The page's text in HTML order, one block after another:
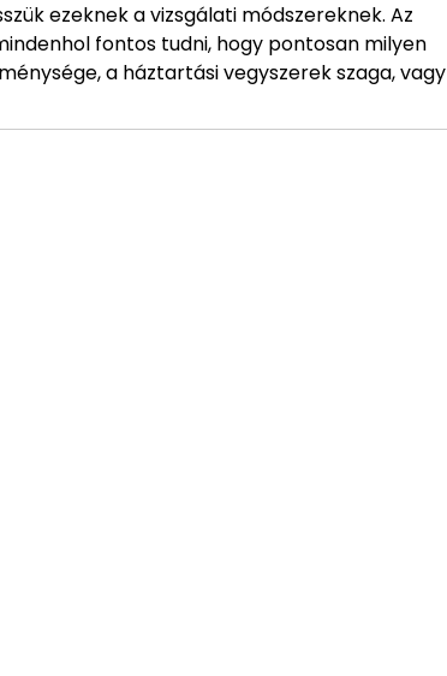
ezeknek a vizsgálati módszereknek. Az
fontos tudni, hogy pontosan milyen
a háztartási vegyszerek szaga, vagy